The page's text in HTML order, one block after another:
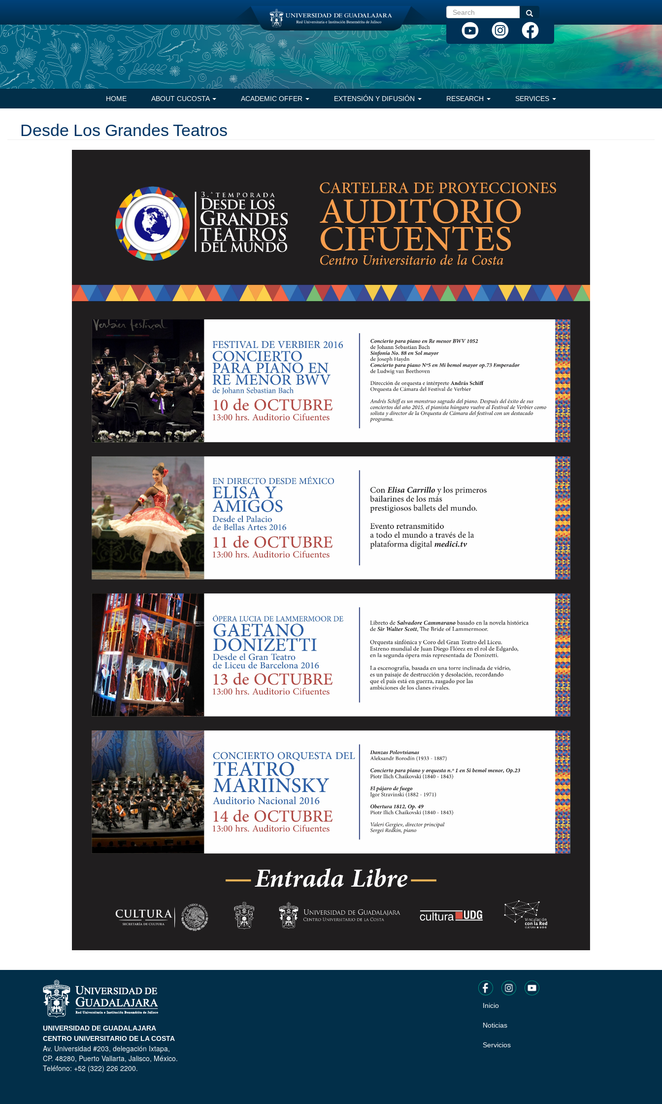
main
content
Search Search
Navegación
principal
HOME ABOUT CUCOSTA ACADEMIC OFFER EXTENSIÓN Y DIFUSIÓN RESEARCH SERVICES
Desde Los Grandes Teatros
UNIVERSIDAD DE GUADALAJARA
CENTRO UNIVERSITARIO DE LA COSTA
Av. Universidad #203, delegación Ixtapa,
CP. 48280, Puerto Vallarta, Jalisco, México.
Teléfono: +52 (322) 226 2200.
Pie
de
página
Inicio
Noticias
Servicios